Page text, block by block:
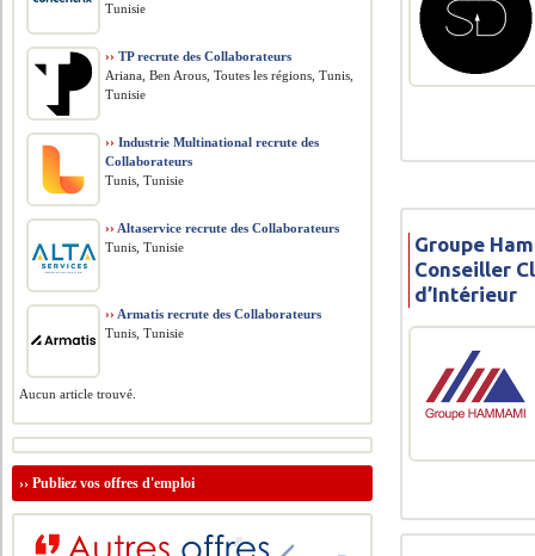
Groupe
Conseiller
d’Intérieur
Tunisie
›› TP recrute des Collaborateurs
Ariana, Ben Arous, Toutes les régions, Tunis,
Tunisie
›› Industrie Multinational recrute des
Collaborateurs
Tunis, Tunisie
›› Altaservice recrute des Collaborateurs
Tunis, Tunisie
›› Armatis recrute des Collaborateurs
Tunis, Tunisie
Aucun article trouvé.
››Publiez vos offres d'emploi